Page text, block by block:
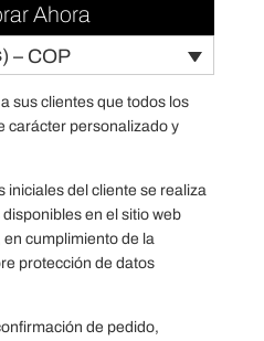
Ahora
– COP
sus clientes que todos los
carácter personalizado y
iniciales del cliente se realiza
en el sitio web
cumplimiento de la
protección de datos
de pedido,